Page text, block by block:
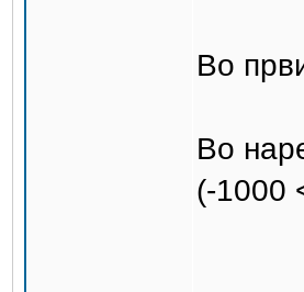
Во
Во
(-1000